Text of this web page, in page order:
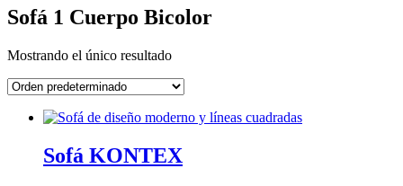
Sofá 1 Cuerpo Bicolor
Mostrando el único resultado
Sofá KONTEX